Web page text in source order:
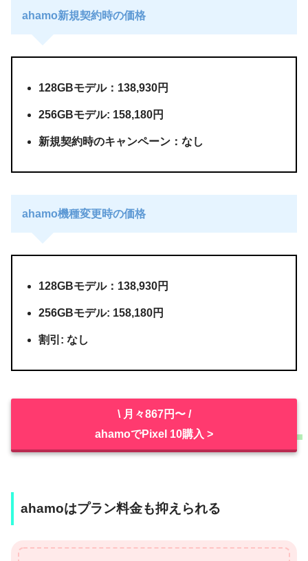
ahamo新規契約時の価格
128GBモデル：138,930円
256GBモデル: 158,180円
新規契約時のキャンペーン：なし
ahamo機種変更時の価格
128GBモデル：138,930円
256GBモデル: 158,180円
割引: なし
\ 月々867円〜 /
ahamoでPixel 10購入 >
ahamoはプラン料金も抑えられる